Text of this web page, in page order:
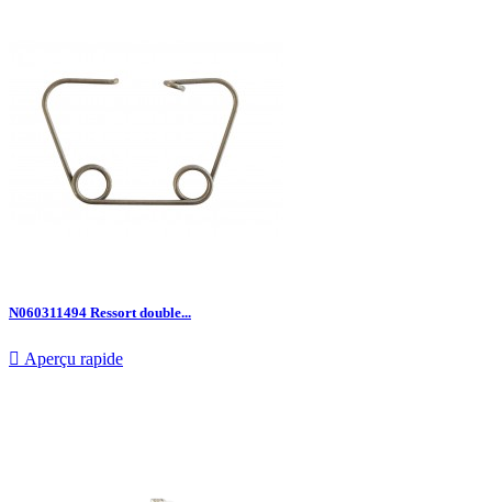
N060311494 Ressort double...
 Aperçu rapide